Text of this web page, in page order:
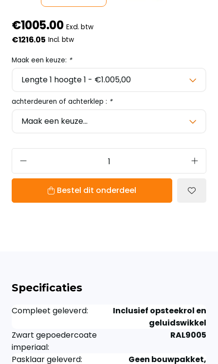
€1005.00 Excl. btw
€1216.05 Incl. btw
Maak een keuze: *
achterdeuren of achterklep : *
Bestel dit onderdeel
Specificaties
Compleet geleverd:
Inclusief opsteekrol en
geluidswikkel
Zwart gepoedercoate
imperiaal:
RAL9005
Pasklaar geleverd:
Geen bouwpakket,